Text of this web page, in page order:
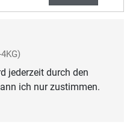
jederzeit durch den
ich nur zustimmen.